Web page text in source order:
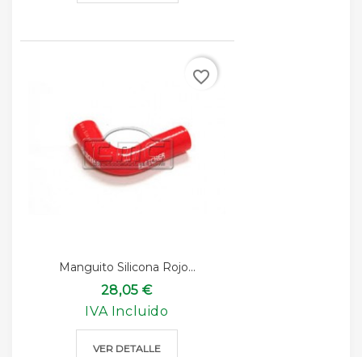
Manguito Silicona Rojo...
28,05 €
IVA Incluido
VER DETALLE
favorite_border